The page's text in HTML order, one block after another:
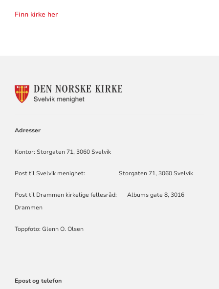
Finn kirke her
KONTAKTINFORMASJON
Adresser
Kontor: Storgaten 71, 3060 Svelvik
Post til Svelvik menighet: Storgaten 71, 3060 Svelvik
Post til Drammen kirkelige fellesråd: Albums gate 8, 3016
Drammen
Toppfoto: Glenn O. Olsen
Epost og telefon